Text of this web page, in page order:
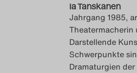
Ia Tanskanen
Jahrgang 1985,
Theatermacherin
Darstellende
Schwerpunkte
Dramaturgien